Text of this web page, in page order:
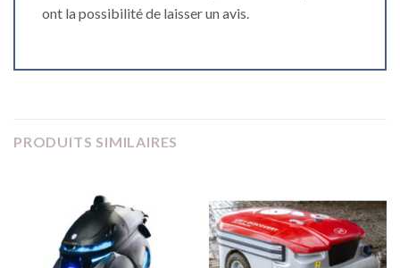
ont la possibilité de laisser un avis.
PRODUITS SIMILAIRES